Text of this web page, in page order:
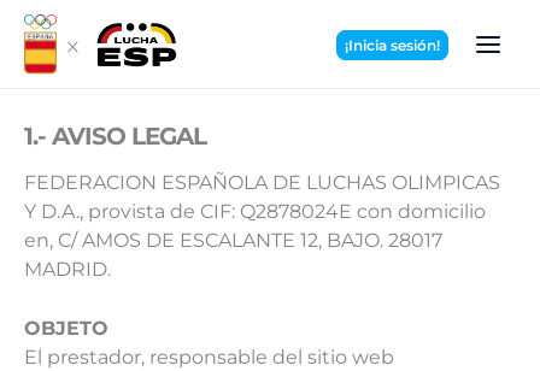
contenido
¡Inicia sesión!
1.- AVISO LEGAL
FEDERACION ESPAÑOLA DE LUCHAS OLIMPICAS
Y D.A., provista de CIF: Q2878024E con domicilio
en, C/ AMOS DE ESCALANTE 12, BAJO. 28017
MADRID.
OBJETO
El prestador, responsable del sitio web